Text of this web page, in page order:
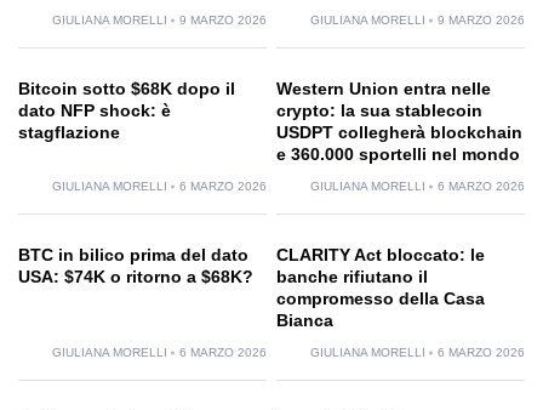
GIULIANA MORELLI 9 MARZO 2026 GIULIANA MORELLI 9 MARZO 2026
Bitcoin sotto $68K dopo il
dato NFP shock: è
stagflazione
GIULIANA MORELLI 6 MARZO 2026
Western Union entra nelle
crypto: la sua stablecoin
USDPT collegherà blockchain
e 360.000 sportelli nel mondo
GIULIANA MORELLI 6 MARZO 2026
BTC in bilico prima del dato
USA: $74K o ritorno a $68K?
GIULIANA MORELLI 6 MARZO 2026
CLARITY Act bloccato: le
banche rifiutano il
compromesso della Casa
Bianca
GIULIANA MORELLI 6 MARZO 2026